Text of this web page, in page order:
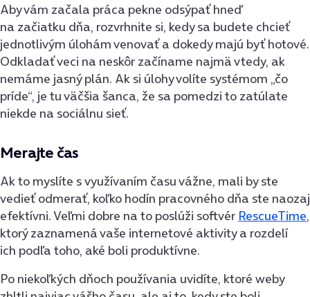
Aby vám začala práca pekne odsýpať hneď
na začiatku dňa, rozvrhnite si, kedy sa budete chcieť
jednotlivým úlohám venovať a dokedy majú byť hotové.
Odkladať veci na neskôr začíname najmä vtedy, ak
nemáme jasný plán. Ak si úlohy volíte systémom „čo
príde“, je tu väčšia šanca, že sa pomedzi to zatúlate
niekde na sociálnu sieť.
Merajte čas
Ak to myslíte s využívaním času vážne, mali by ste
vedieť odmerať, koľko hodín pracovného dňa ste naozaj
efektívni. Veľmi dobre na to poslúži softvér RescueTime,
ktorý zaznamená vaše internetové aktivity a rozdelí
ich podľa toho, aké boli produktívne.
Po niekoľkých dňoch používania uvidíte, ktoré weby